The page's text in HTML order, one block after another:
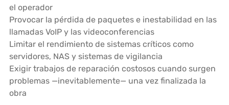
el operador
Provocar la pérdida de paquetes e inestabilidad en las
llamadas VoIP y las videoconferencias
Limitar el rendimiento de sistemas críticos como
servidores, NAS y sistemas de vigilancia
Exigir trabajos de reparación costosos cuando surgen
problemas —inevitablemente— una vez finalizada la
obra